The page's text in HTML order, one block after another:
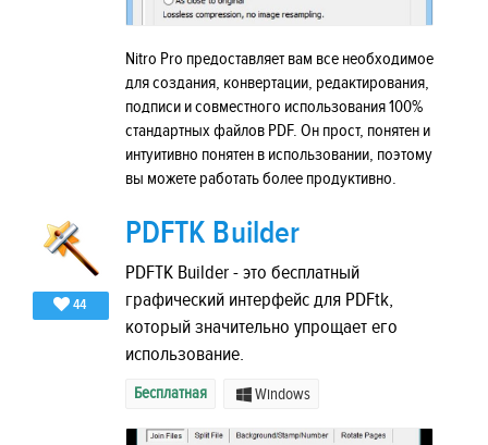
Nitro Pro предоставляет вам все необходимое
для создания, конвертации, редактирования,
подписи и совместного использования 100%
стандартных файлов PDF. Он прост, понятен и
интуитивно понятен в использовании, поэтому
вы можете работать более продуктивно.
44
PDFTK Builder
PDFTK Builder - это бесплатный
графический интерфейс для PDFtk,
который значительно упрощает его
использование.
Бесплатная Windows